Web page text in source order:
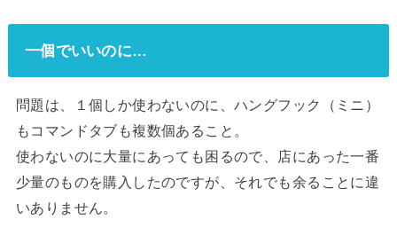
一個でいいのに…
問題は、１個しか使わないのに、ハングフック（ミニ）
もコマンドタブも複数個あること。
使わないのに大量にあっても困るので、店にあった一番
少量のものを購入したのですが、それでも余ることに違
いありません。